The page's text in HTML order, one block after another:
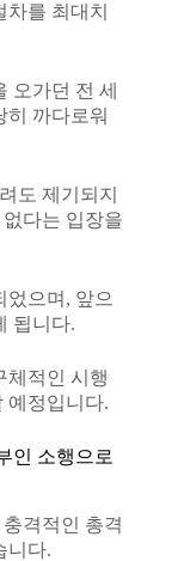
를 최대치
오가던 전 세
히 까다로워
도 제기되지
다는 입장을
었으며, 앞으
됩니다.
체적인 시행
예정입니다.
인 소행으로
격적인 총격
니다.